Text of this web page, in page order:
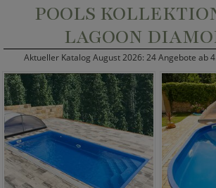
POOLS
LAGOON
Aktueller Katalog August 2026: 24 Angebote ab